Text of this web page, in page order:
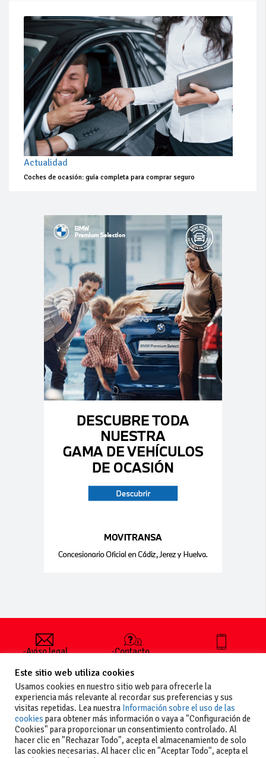
Actualidad
Coches de ocasión: guía completa para comprar seguro
-Aviso legal
generales
de uso
-Política de
privacidad
-Política de
cookies
-Contacto
publicar un
anuncio
-Vende+
+34 627 35
Este sitio web utiliza cookies
Usamos cookies en nuestro sitio web para ofrecerle la
experiencia más relevante al recordar sus preferencias y sus
visitas repetidas. Lea nuestra Información sobre el uso de las
cookies para obtener más información o vaya a "Configuración de
Cookies" para proporcionar un consentimiento controlado. Al
hacer clic en "Rechazar Todo", acepta el almacenamiento de solo
las cookies necesarias. Al hacer clic en "Aceptar Todo", acepta el